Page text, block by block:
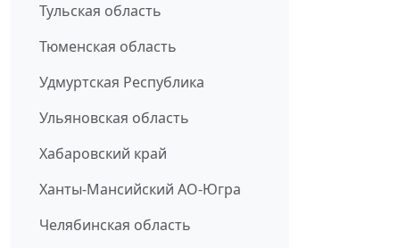
Тульская область
Тюменская область
Удмуртская Республика
Ульяновская область
Хабаровский край
Ханты-Мансийский АО-Югра
Челябинская область